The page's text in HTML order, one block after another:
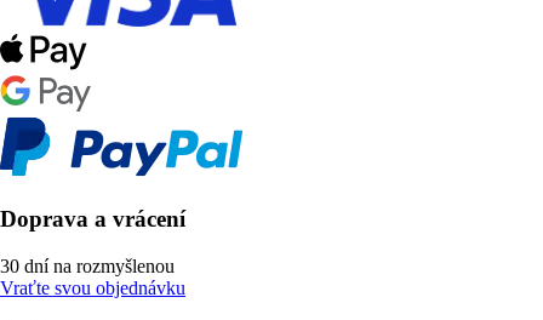
Doprava a vrácení
30 dní na rozmyšlenou
Vraťte svou objednávku